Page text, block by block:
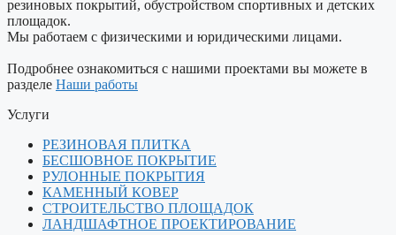
резиновых покрытий, обустройством спортивных и детских
площадок.
Мы работаем с физическими и юридическими лицами.
Подробнее ознакомиться с нашими проектами вы можете в
разделе Наши работы
Услуги
РЕЗИНОВАЯ ПЛИТКА
БЕСШОВНОЕ ПОКРЫТИЕ
РУЛОННЫЕ ПОКРЫТИЯ
КАМЕННЫЙ КОВЕР
СТРОИТЕЛЬСТВО ПЛОЩАДОК
ЛАНДШАФТНОЕ ПРОЕКТИРОВАНИЕ